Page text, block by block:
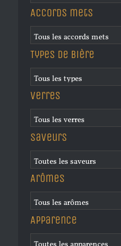
Accords mets
Types de bière
Verres
Saveurs
Arômes
Apparence